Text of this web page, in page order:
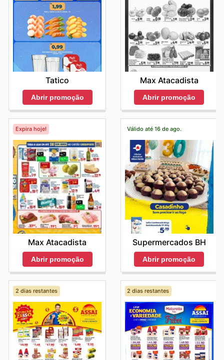
Tatico
Abrir promoção
Max Atacadista
Abrir promoção
Expira hoje!
Max Atacadista
Abrir promoção
Válido até 16 de ago.
Supermercados BH
Abrir promoção
2 dias restantes 2 dias restantes